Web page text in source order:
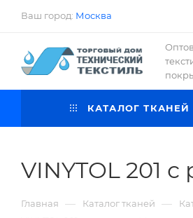
Ваш город: Москва
КАТАЛОГ ТКАНЕЙ
VINYTOL 201
Главная — Каталог тканей —